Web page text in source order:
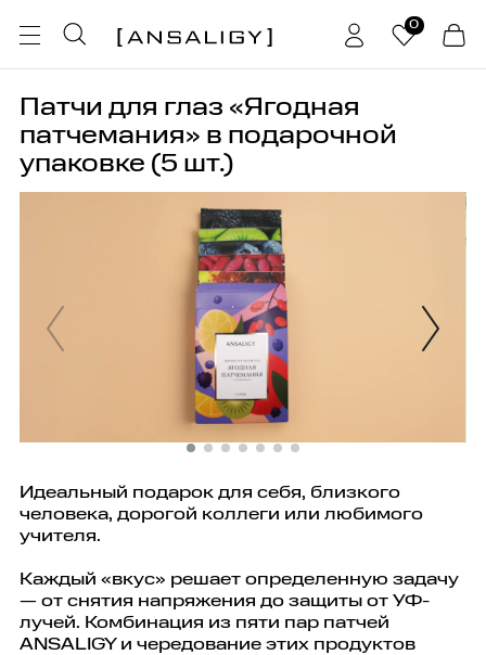
Патчи для глаз «Ягодная
патчемания» в подарочной
упаковке (5 шт.)
Идеальный подарок для себя, близкого
человека, дорогой коллеги или любимого
учителя.
Каждый «вкус» решает определенную задачу
— от снятия напряжения до защиты от УФ-
лучей. Комбинация из пяти пар патчей
ANSALIGY и чередование этих продуктов
0